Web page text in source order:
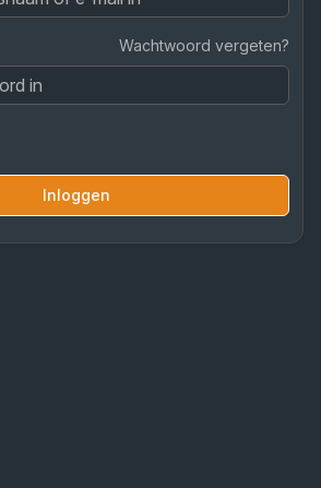
Wachtwoord vergeten?
Inloggen